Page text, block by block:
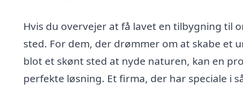
Hvis du overvejer at få lavet en tilbygning til
sted. For dem, der drømmer om at skabe et
blot et skønt sted at nyde naturen, kan en
perfekte løsning. Et firma, der har speciale i